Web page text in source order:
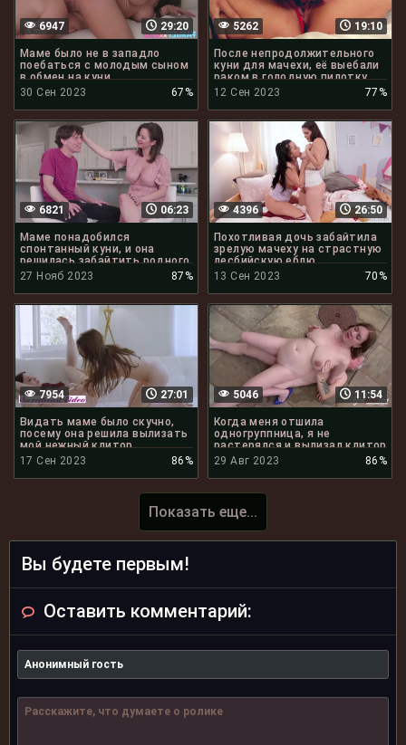
29:20
6947
Маме было не в западло
поебаться с молодым сыном
в обмен на куни
30 Сен 2023
67%
19:10
5262
После непродолжительного
куни для мачехи, её выебали
раком в голодную пилотку
12 Сен 2023
77%
06:23
6821
Маме понадобился
спонтанный куни, и она
решилась забайтить родного
сына
27 Нояб 2023 87%
26:50
4396
Похотливая дочь забайтила
зрелую мачеху на страстную
лесбийскую еблю
13 Сен 2023
70%
27:01
7954
Видать маме было скучно,
посему она решила вылизать
мой нежный клитор
17 Сен 2023
86%
11:54
5046
Когда меня отшила
одногруппница, я не
растерялся и вылизал клитор
и анал её мамки
29 Авг 2023 86%
Показать еще...
Вы будете первым!
Оставить комментарий: